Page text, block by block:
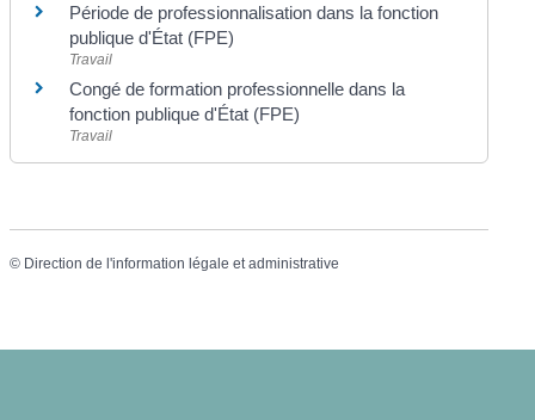
Période de professionnalisation dans la fonction
publique d'État (FPE)
Travail
Congé de formation professionnelle dans la
fonction publique d'État (FPE)
Travail
© Direction de l'information légale et administrative